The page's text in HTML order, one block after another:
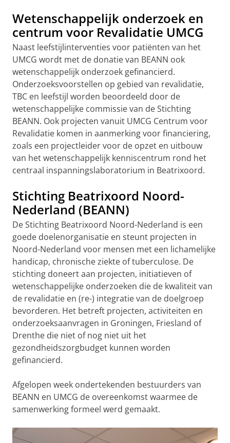
Wetenschappelijk onderzoek en
centrum voor Revalidatie UMCG
Naast leefstijlinterventies voor patiënten van het
UMCG wordt met de donatie van BEANN ook
wetenschappelijk onderzoek gefinancierd.
Onderzoeksvoorstellen op gebied van revalidatie,
TBC en leefstijl worden beoordeeld door de
wetenschappelijke commissie van de Stichting
BEANN. Ook projecten vanuit UMCG Centrum voor
Revalidatie komen in aanmerking voor financiering,
zoals een projectleider voor de opzet en uitbouw
van het wetenschappelijk kenniscentrum rond het
centraal inspanningslaboratorium in Beatrixoord.
Stichting Beatrixoord Noord-
Nederland (BEANN)
De Stichting Beatrixoord Noord-Nederland is een
goede doelenorganisatie en steunt projecten in
Noord-Nederland voor mensen met een lichamelijke
handicap, chronische ziekte of tuberculose. De
stichting doneert aan projecten, initiatieven of
wetenschappelijke onderzoeken die de kwaliteit van
de revalidatie en (re-) integratie van de doelgroep
bevorderen. Het betreft projecten, activiteiten en
onderzoeksaanvragen in Groningen, Friesland of
Drenthe die niet of nog niet uit het
gezondheidszorgbudget kunnen worden
gefinancierd.
Afgelopen week ondertekenden bestuurders van
BEANN en UMCG de overeenkomst waarmee de
samenwerking formeel werd gemaakt.